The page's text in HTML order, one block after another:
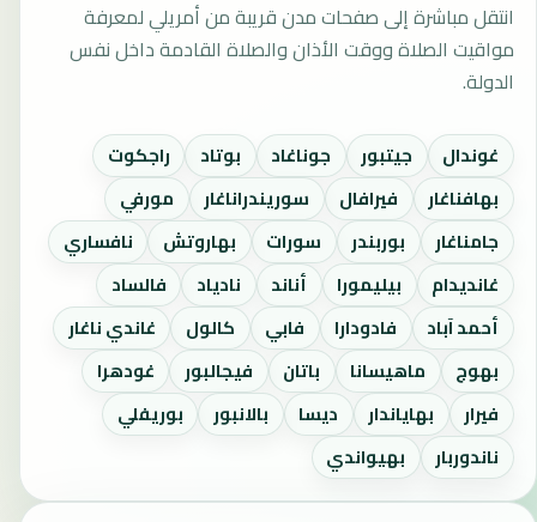
انتقل مباشرة إلى صفحات مدن قريبة من أمريلي لمعرفة
مواقيت الصلاة ووقت الأذان والصلاة القادمة داخل نفس
الدولة.
غوندال جيتبور جوناغاد بوتاد
راجكوت
بهافناغار
فيرافال سوريندراناغار
مورفي
جامناغار
بوربندر سورات بهاروتش
نافساري
غانديدام
بيليمورا أناند نادياد
فالساد
أحمد آباد
فادودارا فابي كالول
غاندي ناغار
بهوج
ماهيسانا باتان فيجالبور
غودهرا
فيرار
بهاياندار ديسا بالانبور
بوريفلي
ناندوربار
بهيواندي